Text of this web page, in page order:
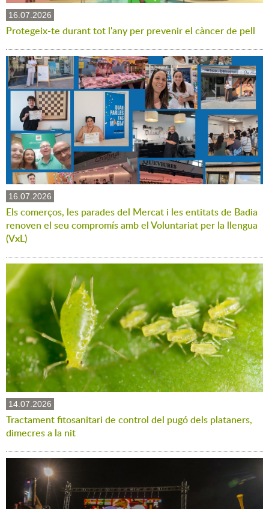
16.07.2026
Protegeix-te durant tot l'any per prevenir el càncer de pell
16.07.2026
Els comerços, les parades del Mercat i les entitats de Badia
renoven el seu compromís amb el Voluntariat per la llengua
(VxL)
14.07.2026
Tractament fitosanitari de control del pugó dels plataners,
dimecres a la nit